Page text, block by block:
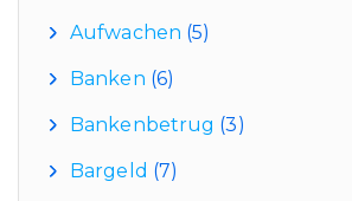
Aufwachen (5)
Banken (6)
Bankenbetrug (3)
Bargeld (7)